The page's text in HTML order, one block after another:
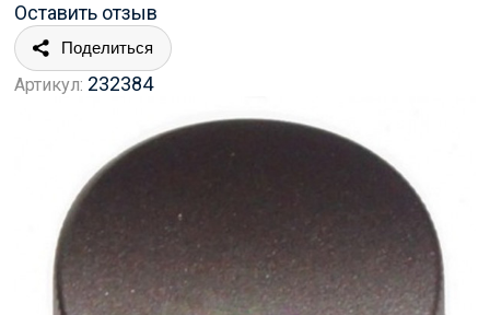
Оставить отзыв
Поделиться
Артикул: 232384